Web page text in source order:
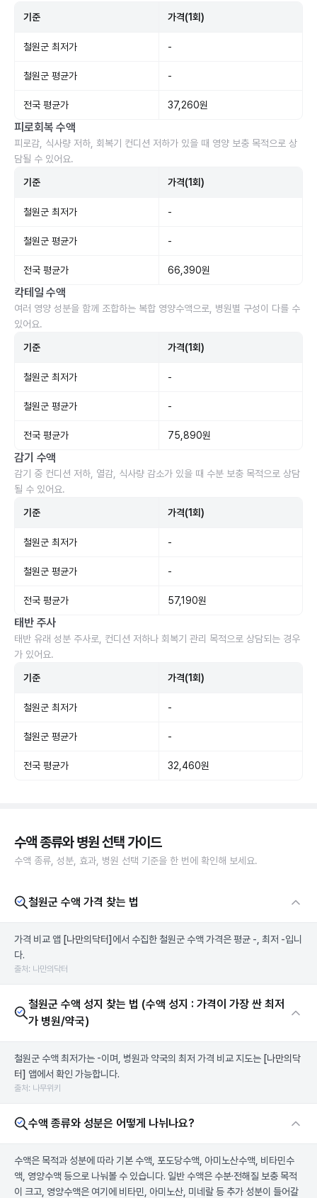
기준 가격(1회)
철원군 최저가 -
철원군 평균가 -
전국 평균가 37,260원
피로회복 수액
피로감, 식사량 저하, 회복기 컨디션 저하가 있을 때 영양 보충 목적으로 상
담될 수 있어요.
기준 가격(1회)
철원군 최저가 -
철원군 평균가 -
전국 평균가 66,390원
칵테일 수액
여러 영양 성분을 함께 조합하는 복합 영양수액으로, 병원별 구성이 다를 수
있어요.
기준 가격(1회)
철원군 최저가 -
철원군 평균가 -
전국 평균가 75,890원
감기 수액
감기 중 컨디션 저하, 열감, 식사량 감소가 있을 때 수분 보충 목적으로 상담
될 수 있어요.
기준 가격(1회)
철원군 최저가 -
철원군 평균가 -
전국 평균가 57,190원
태반 주사
태반 유래 성분 주사로, 컨디션 저하나 회복기 관리 목적으로 상담되는 경우
가 있어요.
기준 가격(1회)
철원군 최저가 -
철원군 평균가 -
전국 평균가 32,460원
수액 종류와 병원 선택 가이드
수액 종류, 성분, 효과, 병원 선택 기준을 한 번에 확인해 보세요.
철원군 수액 가격 찾는 법
가격 비교 앱 [나만의닥터] 에서 수집한 철원군 수액 가격은 평균 -, 최저 -입니
다.
출처: 나만의닥터
철원군 수액 성지 찾는 법 (수액 성지 : 가격이 가장 싼 최저
가 병원/약국)
철원군 수액 최저가는 -이며, 병원과 약국의 최저 가격 비교 지도는 [나만의닥
터] 앱에서 확인 가능합니다.
출처: 나무위키
수액 종류와 성분은 어떻게 나뉘나요?
수액은 목적과 성분에 따라 기본 수액, 포도당수액, 아미노산수액, 비타민수
액, 영양수액 등으로 나눠볼 수 있습니다. 일반 수액은 수분·전해질 보충 목적
이 크고, 영양수액은 여기에 비타민, 아미노산, 미네랄 등 추가 성분이 들어갈